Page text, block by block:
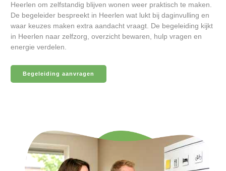
Heerlen om zelfstandig blijven wonen weer praktisch te maken.
De begeleider bespreekt in Heerlen wat lukt bij daginvulling en
waar keuzes maken extra aandacht vraagt. De begeleiding kijkt
in Heerlen naar zelfzorg, overzicht bewaren, hulp vragen en
energie verdelen.
Begeleiding aanvragen